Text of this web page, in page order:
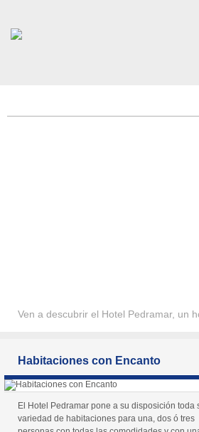
Ven a descubrir el Hotel Pedramar, un
Habitaciones con Encanto
El Hotel Pedramar pone a su disposición toda
variedad de habitaciones para una, dos ó tres